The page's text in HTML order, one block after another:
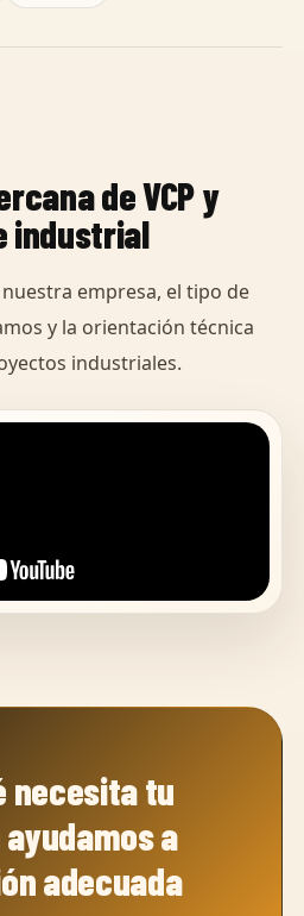
de VCP y
industrial
empresa, el tipo de
y la orientación técnica
industriales.
necesita tu
a
adecuada